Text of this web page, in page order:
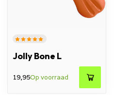
Jolly Bone L
19,95Op voorraad